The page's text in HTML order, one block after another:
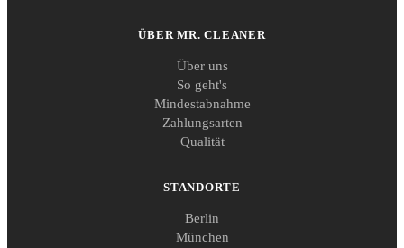
ÜBER MR. CLEANER
Über uns
So geht's
Mindestabnahme
Zahlungsarten
Qualität
STANDORTE
Berlin
München